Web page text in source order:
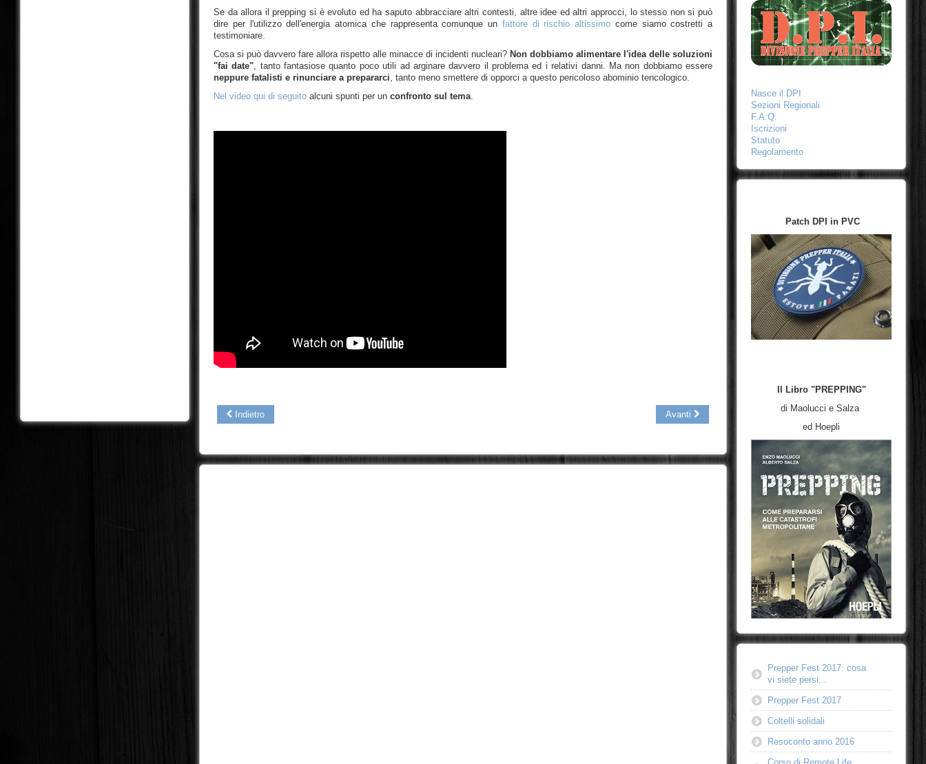
Se da allora il prepping si è evoluto ed ha saputo abbracciare altri contesti, altre idee ed altri approcci, lo stesso non si può
dire per l'utilizzo dell'energia atomica che rappresenta comunque un fattore di rischio altissimo come siamo costretti a
testimoniare.
Cosa si può davvero fare allora rispetto alle minacce di incidenti nucleari? Non dobbiamo alimentare l'idea delle soluzioni
"fai date", tanto fantasiose quanto poco utili ad arginare davvero il problema ed i relativi danni. Ma non dobbiamo essere
neppure fatalisti e rinunciare a prepararci, tanto meno smettere di opporci a questo pericoloso abominio tencologico.
Nel video qui di seguito alcuni spunti per un confronto sul tema.
Indietro Avanti
Nasce il DPI
Sezioni Regionali
F.A.Q.
Iscrizioni
Statuto
Regolamento
Patch DPI in PVC
Il Libro "PREPPING"
di Maolucci e Salza
ed Hoepli
Prepper Fest 2017: cosa
vi siete persi...
Prepper Fest 2017
Coltelli solidali
Resoconto anno 2016